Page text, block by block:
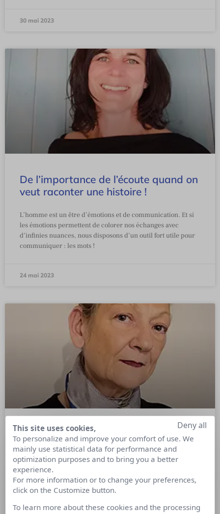
30 mai 2023
De l’importance de l’écoute quand on
veut raconter une histoire !
L’homme est un être d’émotions et de communication. Et si
les émotions permettent de colorer nos échanges avec
d’infinies nuances, nous disposons d’un outil fort utile pour
communiquer : les mots !
24 mai 2023
Désinfluence : quels impacts pour les
marques ?
Décryptage par Catherine Cervoni, Relations Presse, médias
et communication : Les désinfluenceurs vont-ils plomber le
marché du marketing d’influence ?
This site uses cookies,
To personalize and improve your comfort of use. We
mainly use statistical data for performance and
optimization purposes and to bring you a better
experience.
For more information or to change your preferences,
click on the Customize button.
To learn more about these cookies and the processing
Deny all